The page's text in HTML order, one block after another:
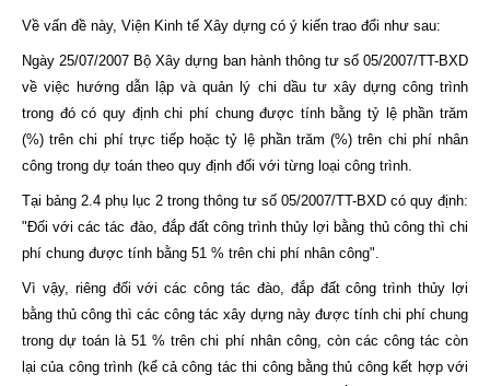
Về vấn đề này, Viện Kinh tế Xây dựng có ý kiến trao đổi như sau:
Ngày 25/07/2007 Bộ Xây dựng ban hành thông tư số 05/2007/TT-BXD
về việc hướng dẫn lập và quản lý chi dầu tư xây dựng công trình
trong đó có quy định chi phí chung được tính bằng tỷ lệ phần trăm
(%) trên chi phí trực tiếp hoặc tỷ lệ phần trăm (%) trên chi phí nhân
công trong dự toán theo quy định đối với từng loại công trình.
Tại bảng 2.4 phụ lục 2 trong thông tư số 05/2007/TT-BXD có quy định:
"Đối với các tác đào, đắp đất công trình thủy lợi bằng thủ công thì chi
phí chung được tính bằng 51 % trên chi phí nhân công".
Vì vậy, riêng đối với các công tác đào, đắp đất công trình thủy lợi
bằng thủ công thì các công tác xây dựng này được tính chi phí chung
trong dự toán là 51 % trên chi phí nhân công, còn các công tác còn
lại của công trình (kể cả công tác thi công bằng thủ công kết hợp với